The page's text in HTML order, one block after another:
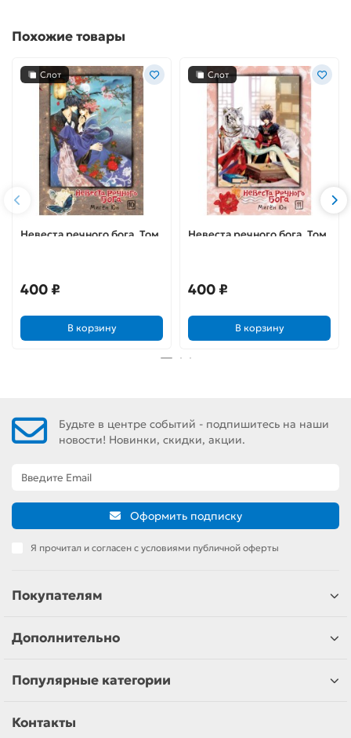
Похожие товары
Слот
Невеста речного бога. Том
400 ₽
В корзину
Слот
Невеста речного бога. Том
400 ₽
В корзину
Будьте в центре событий - подпишитесь на наши
новости! Новинки, скидки, акции.
Оформить подписку
Я прочитал и согласен с условиями публичной оферты
Покупателям
Дополнительно
Популярные категории
Контакты